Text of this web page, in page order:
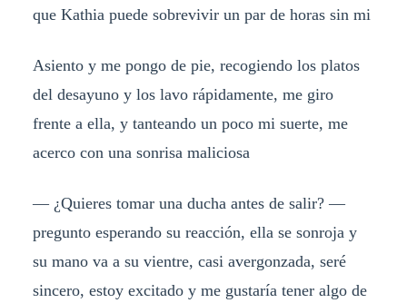
que Kathia puede sobrevivir un par de horas sin mi
Asiento y me pongo de pie, recogiendo los platos
del desayuno y los lavo rápidamente, me giro
frente a ella, y tanteando un poco mi suerte, me
acerco con una sonrisa maliciosa
— ¿Quieres tomar una ducha antes de salir? —
pregunto esperando su reacción, ella se sonroja y
su mano va a su vientre, casi avergonzada, seré
sincero, estoy excitado y me gustaría tener algo de